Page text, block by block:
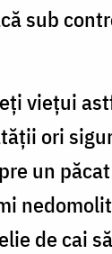
sub
vieţui
ori
un
de cai